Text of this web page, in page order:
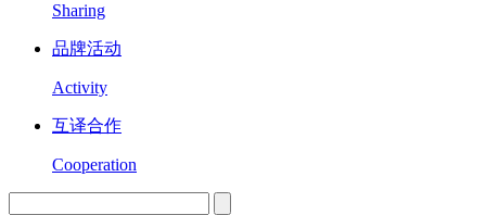
Sharing
品牌活动
Activity
互译合作
Cooperation